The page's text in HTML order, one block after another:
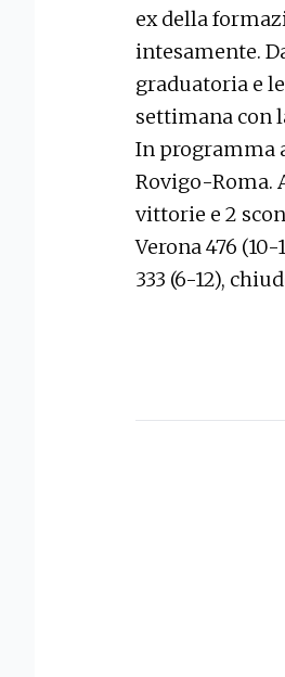
ex della
intesamente.
graduatoria e
settimana con
In programma
Rovigo-Roma.
vittorie e 2
Verona 476
333 (6-12),